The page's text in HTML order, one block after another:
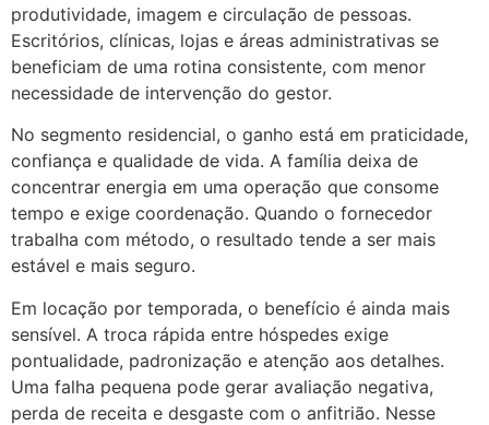
produtividade, imagem e circulação de pessoas.
Escritórios, clínicas, lojas e áreas administrativas se
beneficiam de uma rotina consistente, com menor
necessidade de intervenção do gestor.
No segmento residencial, o ganho está em praticidade,
confiança e qualidade de vida. A família deixa de
concentrar energia em uma operação que consome
tempo e exige coordenação. Quando o fornecedor
trabalha com método, o resultado tende a ser mais
estável e mais seguro.
Em locação por temporada, o benefício é ainda mais
sensível. A troca rápida entre hóspedes exige
pontualidade, padronização e atenção aos detalhes.
Uma falha pequena pode gerar avaliação negativa,
perda de receita e desgaste com o anfitrião. Nesse